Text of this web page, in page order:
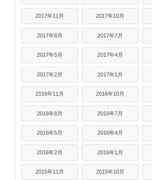
2017年11月 2017年10月
2017年8月 2017年7月
2017年5月 2017年4月
2017年2月 2017年1月
2016年11月 2016年10月
2016年8月 2016年7月
2016年5月 2016年4月
2016年2月 2016年1月
2015年11月 2015年10月